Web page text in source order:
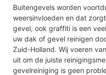
Develsteincollege
Swinhove - De Lus
koloniënbuurt
Meerdervoort
Dichtersbuurt-Midden
Dichtersbuurt-West
Verzetsheldenbuurt
Buitengevels worden
weersinvloeden en dat
gevel, ook graffiti is een
uw dak of gevel reinigen
Zuid-Holland. Wij voeren
uit om de juiste
gevelreiniging is geen